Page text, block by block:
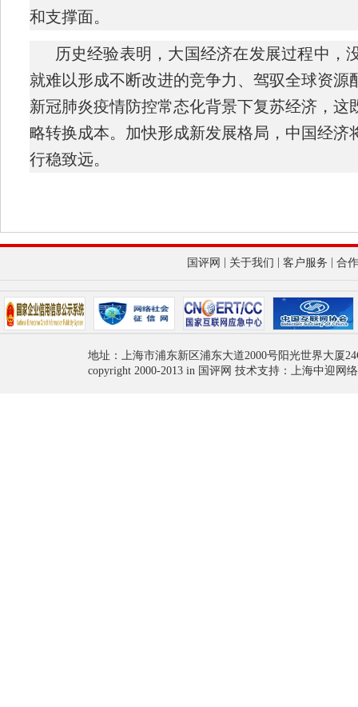
和支撑面。
历史经验表明，大国经济在发展过程中，
就难以形成不断改进的竞争力、驾驭全球资源
新冠肺炎疫情防控常态化背景下复苏经济，这
略转换成本。加快形成新发展格局，中国经济
行稳致远。
国评网 关于我们 客户服务 合
地址：上海市浦东新区浦东大道2000号阳光世界大厦
copyright 2000-2013 in 国评网 技术支持：上海中迎